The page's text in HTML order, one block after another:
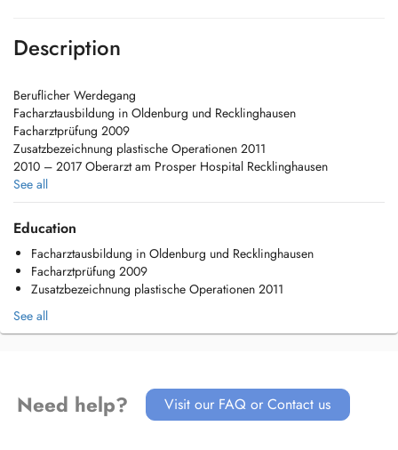
Description
Beruflicher Werdegang
Facharztausbildung in Oldenburg und Recklinghausen
Facharztprüfung 2009
Zusatzbezeichnung plastische Operationen 2011
2010 – 2017 Oberarzt am Prosper Hospital Recklinghausen
2011 – 2017 Prüfer für medizinische Studiengänge
zertifizierter Botulinumtoxin-Therapeut gemäß den Richtlinien der
DGBT (Deutschen Gesellschaft für ästhetische Botulinum-Anwendung)
ausgebildet und zertifiziert im kompletten Gebiet der
Hyaluronsäurefiller
Experte für Fadenlift-Techniken im Gesichts- & Körperbereich
See all
Education
Facharztausbildung in Oldenburg und Recklinghausen
Facharztprüfung 2009
Zusatzbezeichnung plastische Operationen 2011
See all
Need help? Visit our FAQ or Contact us